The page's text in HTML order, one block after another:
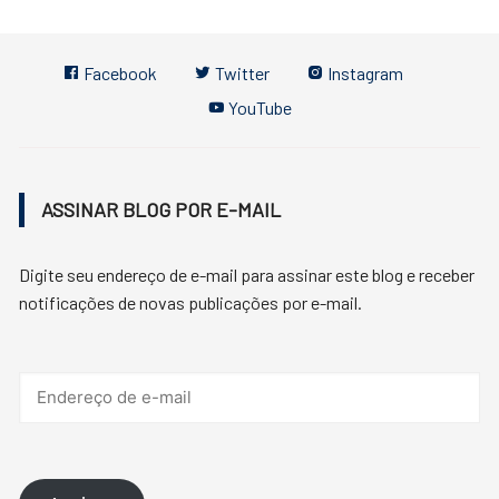
Facebook Twitter
Instagram
YouTube
ASSINAR BLOG POR E-MAIL
Digite seu endereço de e-mail para assinar este blog e receber
notificações de novas publicações por e-mail.